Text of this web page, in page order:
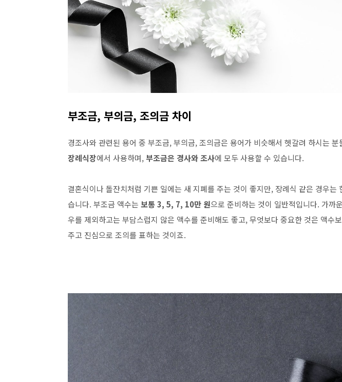
부조금, 부의금, 조의금 차이
경조사와 관련된 용어 중 부조금, 부의금, 조의금은 용어가 비슷해서 헷갈려 하시는 분
장례식장에서 사용하며,부조금은 경사와 조사에 모두 사용할 수 있습니다.
결혼식이나 돌잔치처럼 기쁜 일에는 새 지폐를 주는 것이 좋지만, 장례식 같은 경우는
습니다. 부조금 액수는 보통 3, 5, 7, 10만 원으로 준비하는 것이 일반적입니다. 가까
우를 제외하고는 부담스럽지 않은 액수를 준비해도 좋고, 무엇보다 중요한 것은 액수
주고 진심으로 조의를 표하는 것이죠.